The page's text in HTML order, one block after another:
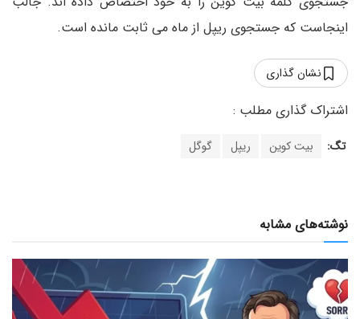
اینجاست که جستجوی ریپل از ماه می ثابت مانده است.
نشان گذاری
تگ: بیت کوین ریپل گوگل
نوشته‌های مشابه